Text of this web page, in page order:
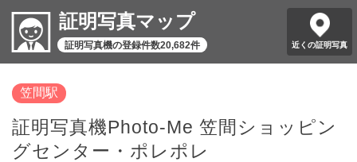
証明写真マップ
証明写真機の登録件数20,682件 近くの証明写真
笠間駅
証明写真機Photo-Me 笠間ショッピン
グセンター・ポレポレ